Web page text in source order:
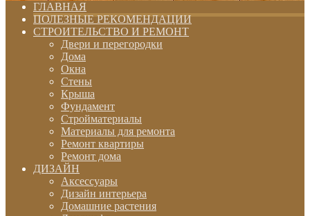
ГЛАВНАЯ
ПОЛЕЗНЫЕ РЕКОМЕНДАЦИИ
СТРОИТЕЛЬСТВО И РЕМОНТ
Двери и перегородки
Дома
Окна
Стены
Крыша
Фундамент
Стройматериалы
Материалы для ремонта
Ремонт квартиры
Ремонт дома
ДИЗАЙН
Аксессуары
Дизайн интерьера
Домашние растения